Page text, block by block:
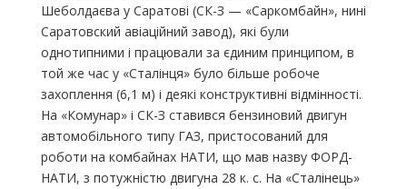
Шеболдаєва у Саратові (СК-З — «Саркомбайн», нині
Саратовский авіаційний завод), які були
однотипними і працювали за єдиним принципом, в
той же час у «Сталінця» було більше робоче
захоплення (6,1 м) і деякі конструктивні відмінності.
На «Комунар» і СК-З ставився бензиновий двигун
автомобільного типу ГАЗ, пристосований для
роботи на комбайнах НАТИ, що мав назву ФОРД-
НАТИ, з потужністю двигуна 28 к. с. На «Сталінець»